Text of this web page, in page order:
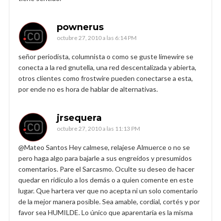
pownerus
octubre 27, 2010 a las 6:14 PM
señor periodista, columnista o como se guste limewire se
conecta a la red gnutella, una red descentalizada y abierta,
otros clientes como frostwire pueden conectarse a esta,
por ende no es hora de hablar de alternativas.
jrsequera
octubre 27, 2010 a las 11:13 PM
@Mateo Santos Hey calmese, relajese Almuerce o no se
pero haga algo para bajarle a sus engreídos y presumidos
comentarios. Pare el Sarcasmo. Oculte su deseo de hacer
quedar en ridículo a los demás o a quien comente en este
lugar. Que hartera ver que no acepta ni un solo comentario
de la mejor manera posible. Sea amable, cordial, cortés y por
favor sea HUMILDE. Lo único que aparentaría es la misma